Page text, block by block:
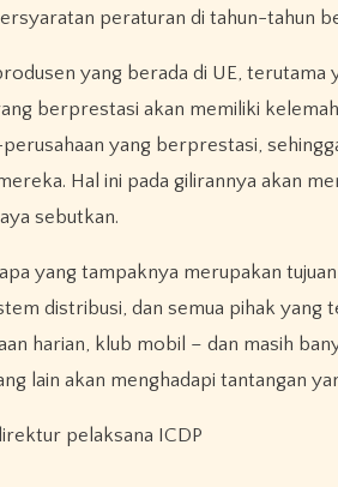
peraturan di tahun-tahun
yang berada di UE,
berprestasi akan memiliki
yang berprestasi,
Hal ini pada gilirannya akan
sebutkan.
yang tampaknya merupakan
distribusi, dan semua pihak
harian, klub mobil – dan masih
lain akan menghadapi tantangan
pelaksana ICDP